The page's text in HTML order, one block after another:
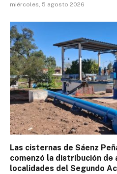
miércoles, 5 agosto 2026
Las cisternas de Sáenz
comenzó la distribución de
localidades del Segundo